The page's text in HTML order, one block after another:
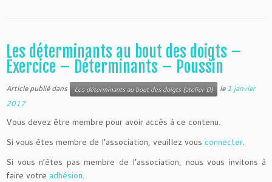
Les déterminants au bout des doigts –
Exercice – Déterminants – Poussin
Article publié dans Les déterminants au bout des doigts (atelier D) le1 janvier
2017
Vous devez être membre pour avoir accès à ce contenu.
Si vous êtes membre de l’association, veuillez vous connecter.
Si vous n’êtes pas membre de l’association, nous vous invitons à
faire votre adhésion.